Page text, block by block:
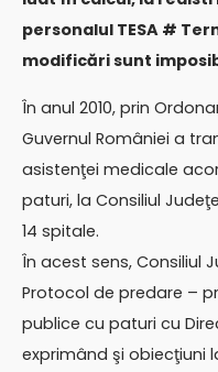
personalul TESA #
modificări sunt
În anul 2010, prin
Guvernul României a
asistenţei medicale
paturi, la Consiliul
14 spitale.
În acest sens, Consiliul
Protocol de predare –
publice cu paturi cu
exprimând şi obiecţiuni